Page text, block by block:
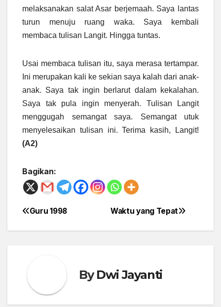
melaksanakan salat Asar berjemaah. Saya lantas
turun menuju ruang waka. Saya kembali
membaca tulisan Langit. Hingga tuntas.
Usai membaca tulisan itu, saya merasa tertampar.
Ini merupakan kali ke sekian saya kalah dari anak-
anak. Saya tak ingin berlarut dalam kekalahan.
Saya tak pula ingin menyerah. Tulisan Langit
menggugah semangat saya. Semangat utuk
menyelesaikan tulisan ini. Terima kasih, Langit!
(A2)
Bagikan:
Post
navigation
Waktu yang Tepat
Guru 1998
ByDwi Jayanti